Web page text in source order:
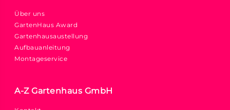
Über uns
GartenHaus Award
Gartenhausaustellung
Aufbauanleitung
Montageservice
A-Z Gartenhaus GmbH